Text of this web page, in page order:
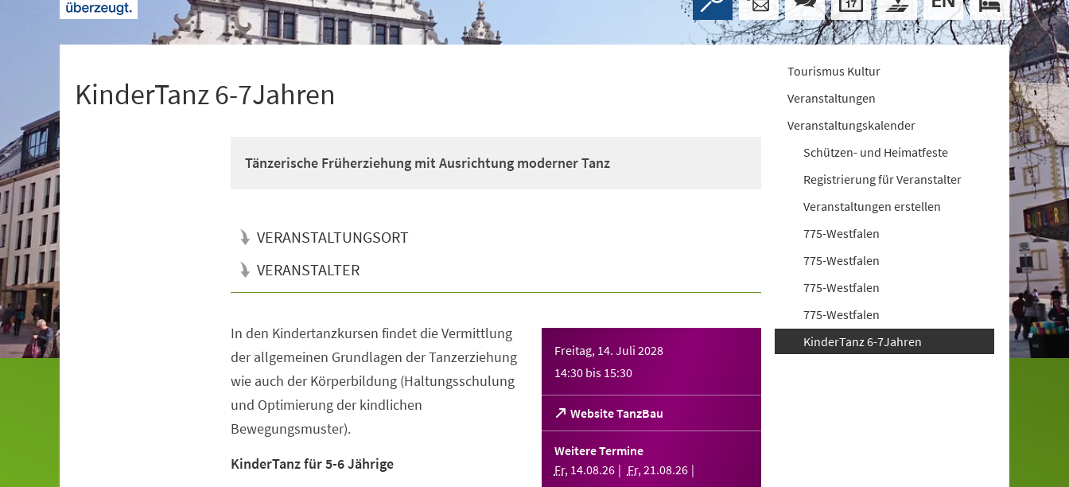
KinderTanz 6-7Jahren
Tänzerische Früherziehung mit Ausrichtung moderner Tanz
VERANSTALTUNGSORT
VERANSTALTER
Freitag, 14. Juli 2028
14:30 bis 15:30
Website TanzBau
(Öffnet
in
einem
Tab)
Weitere Termine
Fr, 14.08.26 Fr,21.08.26
In den Kindertanzkursen findet die Vermittlung
der allgemeinen Grundlagen der Tanzerziehung
wie auch der Körperbildung (Haltungsschulung
und Optimierung der kindlichen
Bewegungsmuster).
KinderTanz für 5-6 Jährige
Tourismus Kultur
Veranstaltungen
Veranstaltungskalender
Schützen- und Heimatfeste
Registrierung für Veranstalter
Veranstaltungen erstellen
775-Westfalen
775-Westfalen
775-Westfalen
775-Westfalen
KinderTanz 6-7Jahren